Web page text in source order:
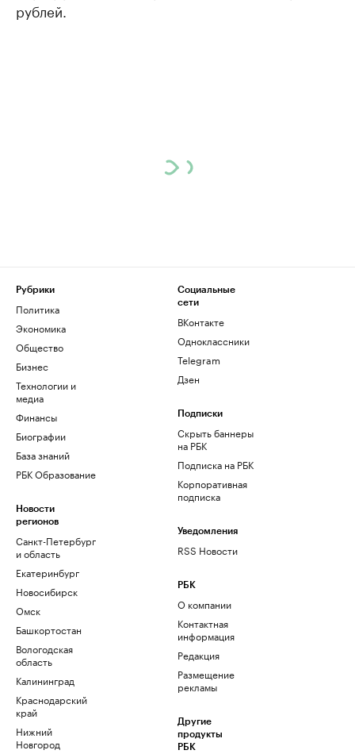
рублей.
Рубрики
Политика
Экономика
Общество
Бизнес
Технологии и
медиа
Финансы
Биографии
База знаний
РБК Образование
Новости
регионов
Санкт-Петербург
и область
Екатеринбург
Новосибирск
Омск
Башкортостан
Вологодская
область
Калининград
Краснодарский
край
Нижний
Новгород
Социальные
сети
ВКонтакте
Одноклассники
Telegram
Дзен
Подписки
Скрыть баннеры
на РБК
Подписка на РБК
Корпоративная
подписка
Уведомления
RSS Новости
РБК
О компании
Контактная
информация
Редакция
Размещение
рекламы
Другие
продукты
РБК